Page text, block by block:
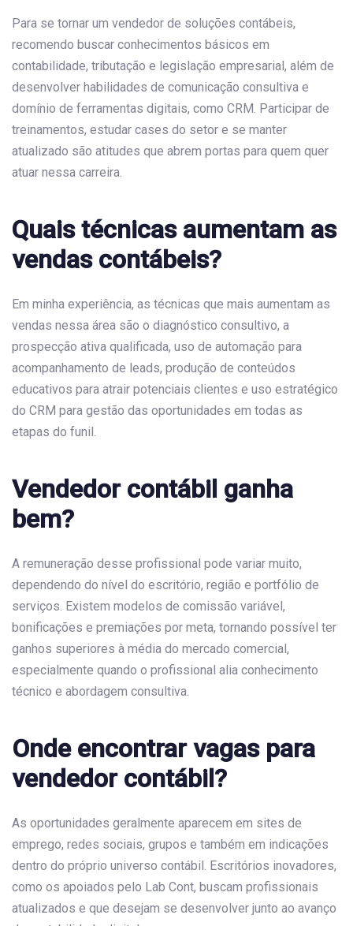
Para se tornar um vendedor de soluções contábeis,
recomendo buscar conhecimentos básicos em
contabilidade, tributação e legislação empresarial, além de
desenvolver habilidades de comunicação consultiva e
domínio de ferramentas digitais, como CRM. Participar de
treinamentos, estudar cases do setor e se manter
atualizado são atitudes que abrem portas para quem quer
atuar nessa carreira.
Quais técnicas aumentam as
vendas contábeis?
Em minha experiência, as técnicas que mais aumentam as
vendas nessa área são o diagnóstico consultivo, a
prospecção ativa qualificada, uso de automação para
acompanhamento de leads, produção de conteúdos
educativos para atrair potenciais clientes e uso estratégico
do CRM para gestão das oportunidades em todas as
etapas do funil.
Vendedor contábil ganha
bem?
A remuneração desse profissional pode variar muito,
dependendo do nível do escritório, região e portfólio de
serviços. Existem modelos de comissão variável,
bonificações e premiações por meta, tornando possível ter
ganhos superiores à média do mercado comercial,
especialmente quando o profissional alia conhecimento
técnico e abordagem consultiva.
Onde encontrar vagas para
vendedor contábil?
As oportunidades geralmente aparecem em sites de
emprego, redes sociais, grupos e também em indicações
dentro do próprio universo contábil. Escritórios inovadores,
como os apoiados pelo Lab Cont, buscam profissionais
atualizados e que desejam se desenvolver junto ao avanço